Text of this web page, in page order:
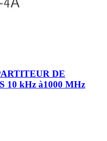
DE
10 kHz à1000 MHz